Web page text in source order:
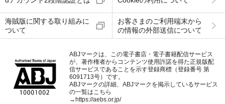
海賊版に関する取り組みに
ついて
お客さまのご利用端末から
の情報の外部送信について
ABJマークは、この電子書店・電子書籍配信サービス
が、著作権者からコンテンツ使用許諾を得た正規版配
信サービスであることを示す登録商標（登録番号 第
6091713号）です。
ABJマークの詳細、ABJマークを掲示しているサービス
の一覧はこちら
→ https://aebs.or.jp/